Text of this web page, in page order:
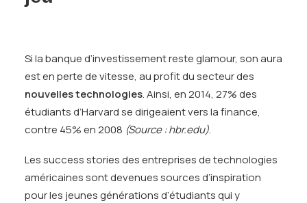
Si la banque d’investissement reste glamour, son aura
est en perte de vitesse, au profit du secteur des
nouvelles technologies. Ainsi, en 2014, 27% des
étudiants d’Harvard se dirigeaient vers la finance,
contre 45% en 2008 (Source : hbr.edu).
Les success stories des entreprises de technologies
américaines sont devenues sources d’inspiration
pour les jeunes générations d’étudiants qui y